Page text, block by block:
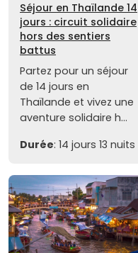
Séjour en Thaïlande 14
jours : circuit solidaire
hors des sentiers
battus
Partez pour un séjour
de 14 jours en
Thaïlande et vivez une
aventure solidaire h...
Durée: 14 jours 13 nuits